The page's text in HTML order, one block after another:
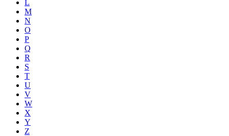
L
M
N
O
P
Q
R
S
T
U
V
W
X
Y
Z